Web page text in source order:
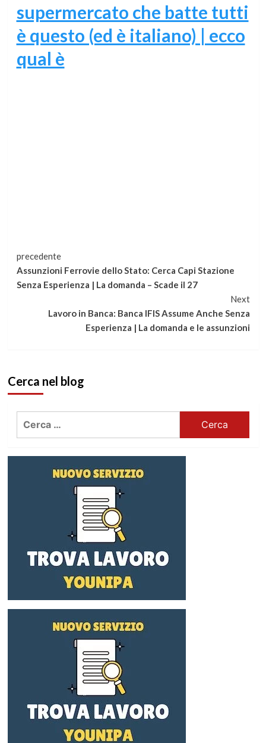
supermercato che batte tutti
è questo (ed è italiano) | ecco
qual è
Continua
a
leggere
precedente
Assunzioni Ferrovie dello Stato: Cerca Capi Stazione
Senza Esperienza | La domanda – Scade il 27
Next
Lavoro in Banca: Banca IFIS Assume Anche Senza
Esperienza | La domanda e le assunzioni
Cerca nel blog